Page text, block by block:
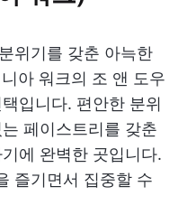
위기를 갖춘 아늑한
아 워크의 조 앤 도우
입니다. 편안한 분위
페이스트리를 갖춘
에 완벽한 곳입니다.
즐기면서 집중할 수